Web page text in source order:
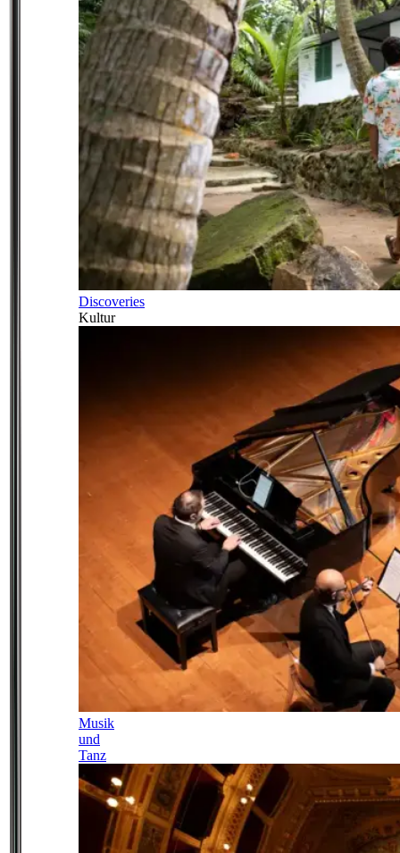
Discoveries
Kultur
Musik
und
Tanz